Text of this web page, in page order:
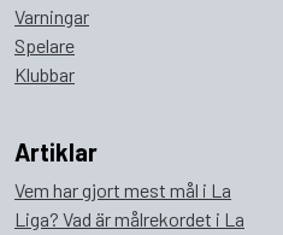
Varningar
Spelare
Klubbar
Artiklar
Vem har gjort mest mål i La
Liga? Vad är målrekordet i La